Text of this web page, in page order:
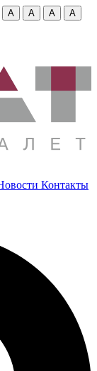
A A A
A
Контакты